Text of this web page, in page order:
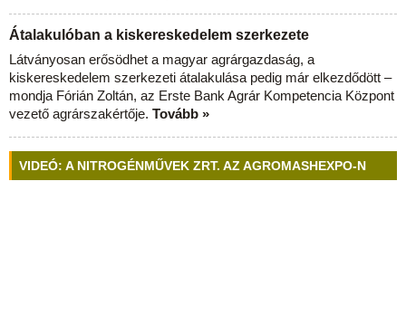
Átalakulóban a kiskereskedelem szerkezete
Látványosan erősödhet a magyar agrárgazdaság, a
kiskereskedelem szerkezeti átalakulása pedig már elkezdődött –
mondja Fórián Zoltán, az Erste Bank Agrár Kompetencia Központ
vezető agrárszakértője. Tovább »
VIDEÓ: A NITROGÉNMŰVEK ZRT. AZ AGROMASHEXPO-N